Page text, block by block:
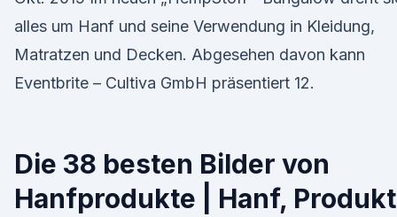
alles um Hanf und seine Verwendung in Kleidung,
Matratzen und Decken. Abgesehen davon kann
Eventbrite – Cultiva GmbH präsentiert 12.
Die 38 besten Bilder von
Hanfprodukte | Hanf,